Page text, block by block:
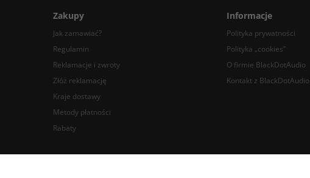
Zakupy
Jak zamawiać?
Regulamin
Reklamacje i zwroty
Złóż reklamację
Kraje dostawy
Metody płatności
Rabaty
Informacje
Polityka prywatności
Polityka „cookies”
O firmie BlackDotAudio
Kontakt z BlackDotAudio